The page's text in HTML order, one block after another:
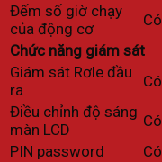
Đếm số giờ chạy
của động cơ
Có
Chức năng giám sát
Giám sát Rơle đầu
ra
Có
Điều chỉnh độ sáng
màn LCD
Có
PIN password
Có